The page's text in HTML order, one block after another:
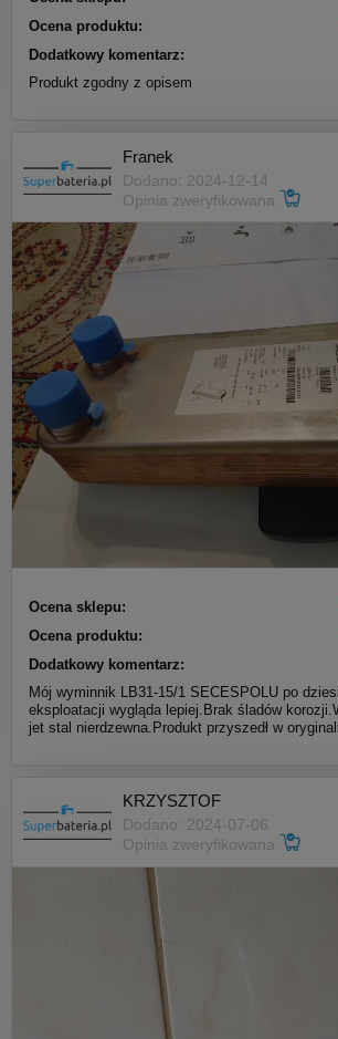
Ocena produktu:
Dodatkowy komentarz:
Produkt zgodny z opisem
Franek
Dodano: 2024-12-14
Opinia zweryfikowana
Ocena sklepu:
Ocena produktu:
Dodatkowy komentarz:
Mój wyminnik LB31-15/1 SECESPOLU po
eksploatacji wygląda lepiej.Brak śladów
jet stal nierdzewna.Produkt przyszedł w
KRZYSZTOF
Dodano: 2024-07-06
Opinia zweryfikowana